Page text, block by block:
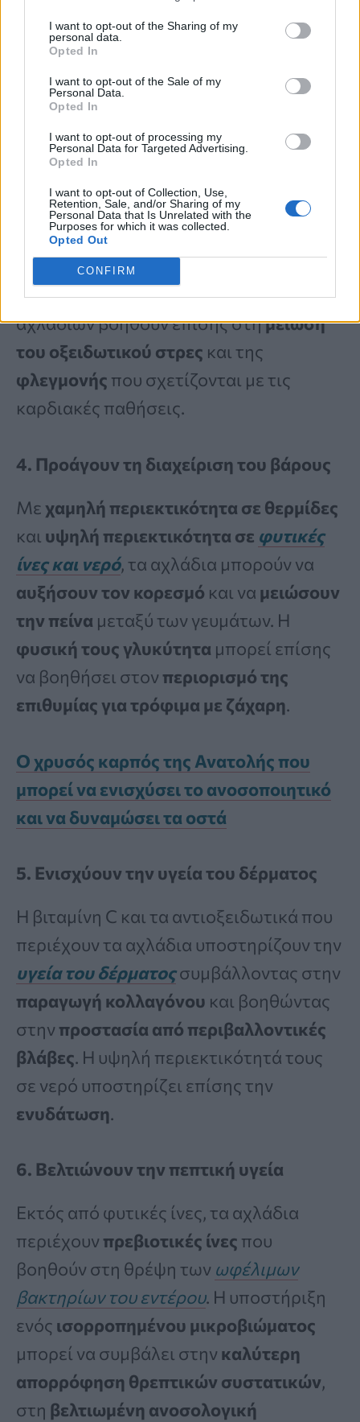
I want to opt-out of the Sharing of my
personal data.
Opted In
I want to opt-out of the Sale of my
Personal Data.
Opted In
I want to opt-out of processing my
Personal Data for Targeted Advertising.
Opted In
I want to opt-out of Collection, Use,
Retention, Sale, and/or Sharing of my
Personal Data that Is Unrelated with the
Purposes for which it was collected.
Opted Out
CONFIRM
3. Υποστηρίζουν την υγεία της καρδιάς
Τα αχλάδια παρέχουν θρεπτικά
καρδιαγγειακή υγεία, όπως το κάλιο
ρύθμιση της αρτηριακής πίεσης
, ενώ οι
φυτικές ίνες μπορεί να συμβάλουν στη
μείωση των επιπέδων της LDL
χοληστερόλης. Τα αντιοξειδωτικά των
αχλαδιών βοηθούν επίσης στημείωση
του οξειδωτικού στρες και της
φλεγμονής που σχετίζονται με τις
καρδιακές παθήσεις.
4. Προάγουν τη διαχείριση του βάρους
Με χαμηλή περιεκτικότητα σε θερμίδες
και υψηλή περιεκτικότητα σε φυτικές
ίνες και νερό, τα αχλάδια μπορούν να
αυξήσουν τον κορεσμό και να μειώσουν
την πείνα μεταξύ των γευμάτων. Η
φυσική τους γλυκύτητα μπορεί επίσης
να βοηθήσει στον περιορισμό της
επιθυμίας για τρόφιμα με ζάχαρη.
Ο χρυσός καρπός της Ανατολής που
μπορεί να ενισχύσει το ανοσοποιητικό
και να δυναμώσει τα οστά
5. Ενισχύουν την υγεία του δέρματος
Η βιταμίνη C και τα αντιοξειδωτικά που
περιέχουν τα αχλάδια υποστηρίζουν την
υγεία του δέρματοςσυμβάλλοντας στην
παραγωγή κολλαγόνου και βοηθώντας
στην προστασία από περιβαλλοντικές
βλάβες. Η υψηλή περιεκτικότητά τους
σε νερό υποστηρίζει επίσης την
ενυδάτωση.
6. Βελτιώνουν την πεπτική υγεία
Εκτός από φυτικές ίνες, τα αχλάδια
περιέχουν πρεβιοτικές ίνες που
βοηθούν στη θρέψη των ωφέλιμων
βακτηρίων του εντέρου. Η υποστήριξη
ενός ισορροπημένου μικροβιώματος
μπορεί να συμβάλει στην καλύτερη
απορρόφηση θρεπτικών συστατικών,
στη βελτιωμένη ανοσολογική